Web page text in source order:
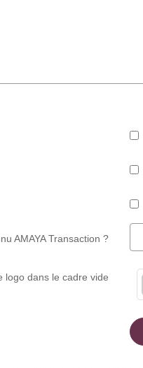
AMAYA Transaction ?
logo dans le cadre vide